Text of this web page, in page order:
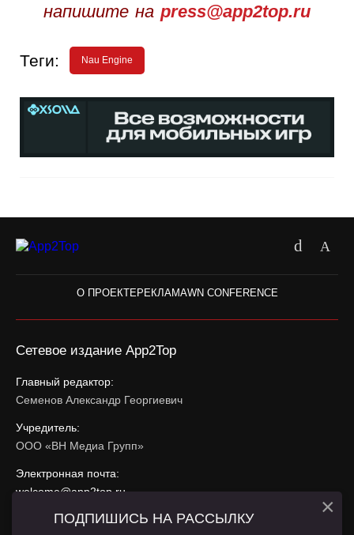
напишите на press@app2top.ru
Теги: Nau Engine
О ПРОЕКТЕРЕКЛАМАWN CONFERENCE
Сетевое издание App2Top
Главный редактор:
Семенов Александр Георгиевич
Учредитель:
ООО «ВН Медиа Групп»
Электронная почта:
welcome@app2top.ru
При использовании материалов активная ссылка на
ПОДПИШИСЬ НА РАССЫЛКУ ×